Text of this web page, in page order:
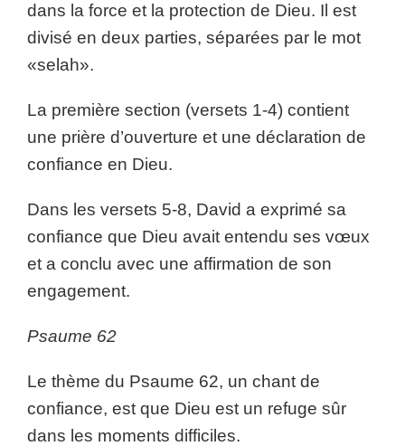
dans la force et la protection de Dieu. Il est
divisé en deux parties, séparées par le mot
«selah».
La première section (versets 1-4) contient
une prière d’ouverture et une déclaration de
confiance en Dieu.
Dans les versets 5-8, David a exprimé sa
confiance que Dieu avait entendu ses vœux
et a conclu avec une affirmation de son
engagement.
Psaume 62
Le thème du Psaume 62, un chant de
confiance, est que Dieu est un refuge sûr
dans les moments difficiles.